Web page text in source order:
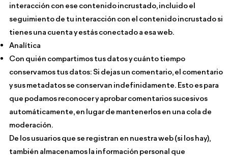
interacción con ese contenido incrustado, incluido el
seguimiento de tu interacción con el contenido incrustado si
tienes una cuenta y estás conectado a esa web.
Analítica
Con quién compartimos tus datos y cuánto tiempo
conservamos tus datos: Si dejas un comentario, el comentario
y sus metadatos se conservan indefinidamente. Esto es para
que podamos reconocer y aprobar comentarios sucesivos
automáticamente, en lugar de mantenerlos en una cola de
moderación.
De los usuarios que se registran en nuestra web (si los hay),
también almacenamos la información personal que